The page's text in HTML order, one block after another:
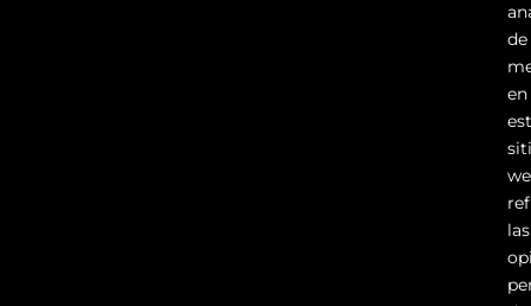
de
en
las